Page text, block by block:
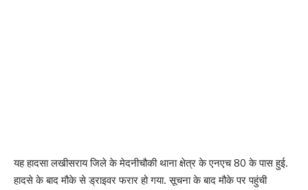
यह हादसा लखीसराय जिले के मेदनीचौकी थाना क्षेत्र के एनएच 80 के पास हुई.
हादसे के बाद मौके से ड्राइवर फरार हो गया. सूचना के बाद मौके पर पहुंची